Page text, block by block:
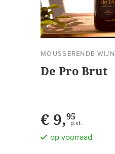
MOUSSERENDE WIJN
De Pro Brut
€ 9,95
p.st.
op voorraad